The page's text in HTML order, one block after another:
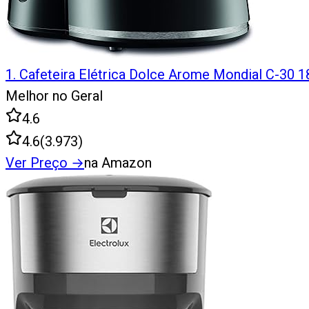
1 . Cafeteira Elétrica Dolce Arome Mondial C-30
Melhor no Geral
4.6
4.6(3.973)
Ver Preço →na Amazon